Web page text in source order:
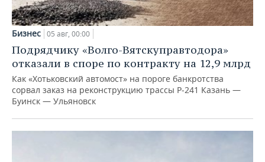
Бизнес 05 авг, 00:00
Подрядчику «Волго-Вятскуправтодора»
отказали в споре по контракту на 12,9 млрд
Как «Хотьковский автомост» на пороге банкротства
сорвал заказ на реконструкцию трассы Р‑241 Казань —
Буинск — Ульяновск